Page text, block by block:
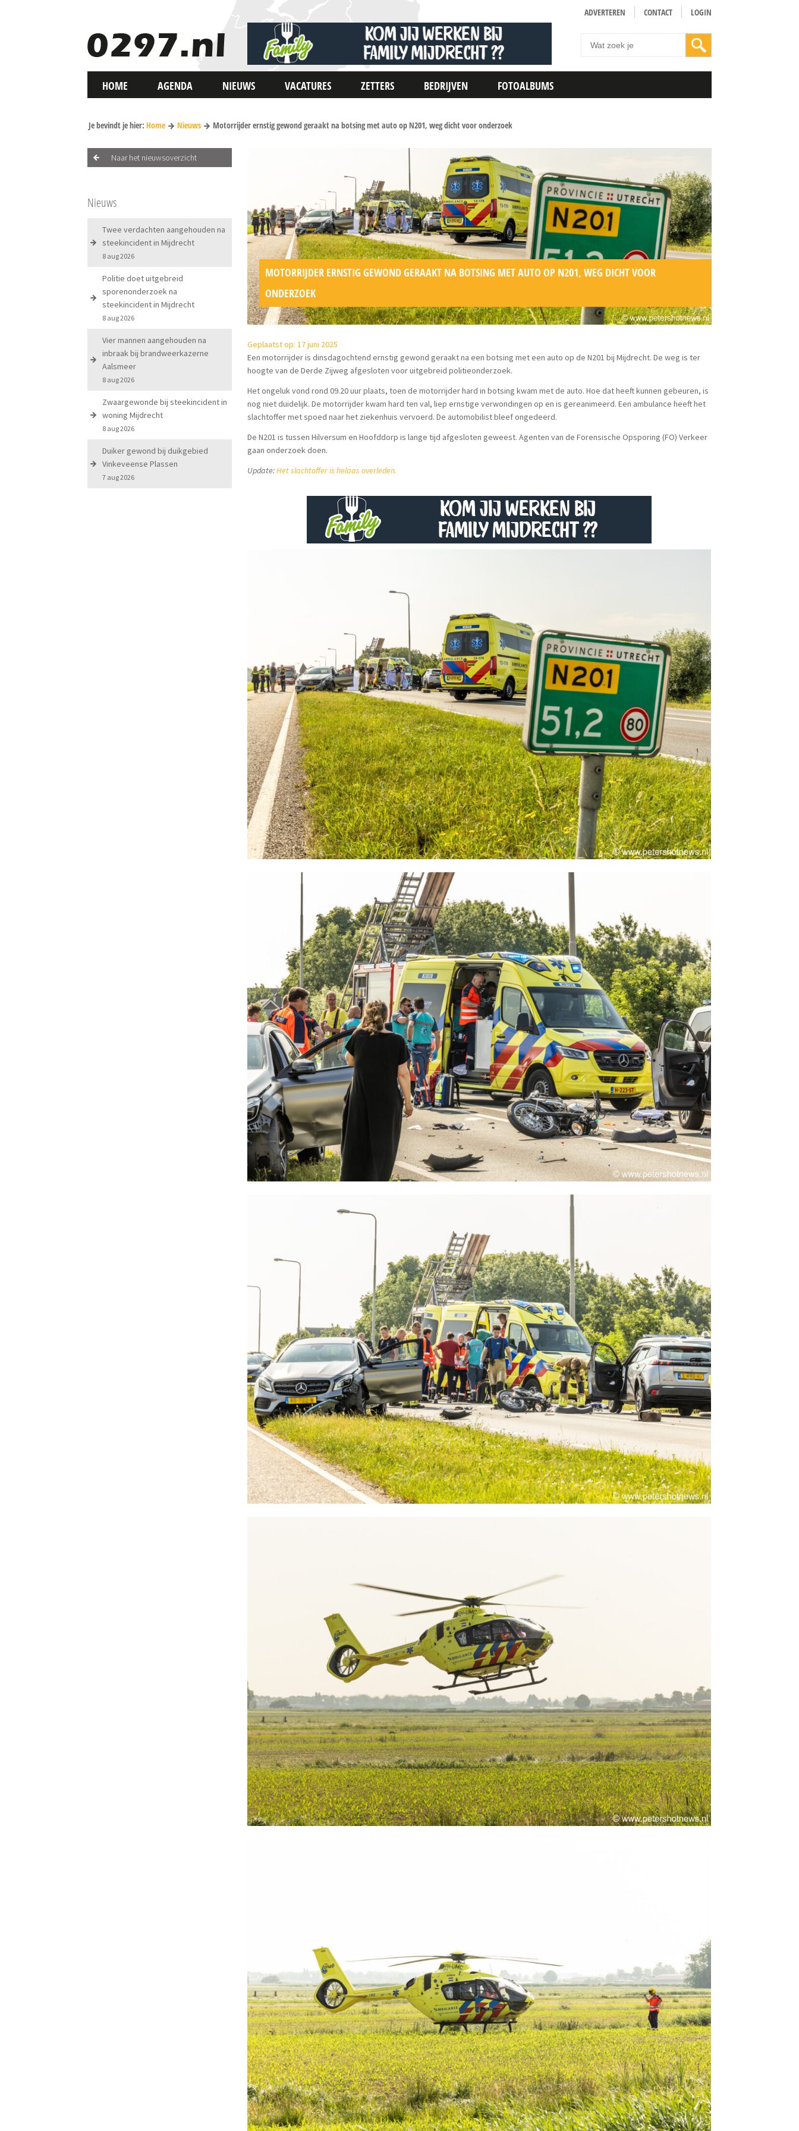
ADVERTEREN CONTACT LOGIN
HOME AGENDA NIEUWS VACATURES ZETTERS BEDRIJVEN FOTOALBUMS
Je bevindt je hier: Home Nieuws Motorrijder ernstig gewond geraakt na botsing met auto op N201, weg dicht voor onderzoek
Naar het nieuwsoverzicht
Nieuws
Twee verdachten aangehouden na
steekincident in Mijdrecht
8 aug 2026
Politie doet uitgebreid
sporenonderzoek na
steekincident in Mijdrecht
8 aug 2026
Vier mannen aangehouden na
inbraak bij brandweerkazerne
Aalsmeer
8 aug 2026
Zwaargewonde bij steekincident in
woning Mijdrecht
8 aug 2026
Duiker gewond bij duikgebied
Vinkeveense Plassen
7 aug 2026
MOTORRIJDER ERNSTIG GEWOND GERAAKT NA BOTSING MET AUTO OP N201, WEG DICHT VOOR
ONDERZOEK
Geplaatst op: 17 juni 2025
Een motorrijder is dinsdagochtend ernstig gewond geraakt na een botsing met een auto op de N201 bij Mijdrecht. De weg is ter
hoogte van de Derde Zijweg afgesloten voor uitgebreid politieonderzoek.
Het ongeluk vond rond 09.20 uur plaats, toen de motorrijder hard in botsing kwam met de auto. Hoe dat heeft kunnen gebeuren, is
nog niet duidelijk. De motorrijder kwam hard ten val, liep ernstige verwondingen op en is gereanimeerd. Een ambulance heeft het
slachtoffer met spoed naar het ziekenhuis vervoerd. De automobilist bleef ongedeerd.
De N201 is tussen Hilversum en Hoofddorp is lange tijd afgesloten geweest. Agenten van de Forensische Opsporing (FO) Verkeer
gaan onderzoek doen.
Update:Het slachtoffer is helaas overleden.